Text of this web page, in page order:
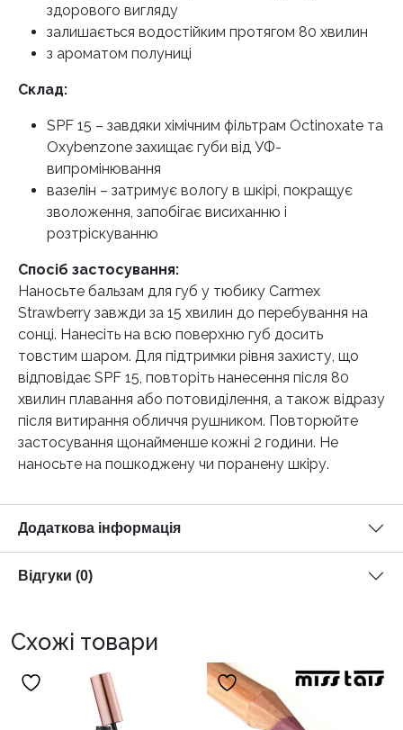
здорового вигляду
залишається водостійким протягом 80 хвилин
з ароматом полуниці
Склад:
SPF 15 – завдяки хімічним фільтрам Octinoxate та
Oxybenzone захищає губи від УФ-
випромінювання
вазелін – затримує вологу в шкірі, покращує
зволоження, запобігає висиханню і
розтріскуванню
Спосіб застосування:
Наносьте бальзам для губ у тюбику Carmex
Strawberry завжди за 15 хвилин до перебування на
сонці. Нанесіть на всю поверхню губ досить
товстим шаром. Для підтримки рівня захисту, що
відповідає SPF 15, повторіть нанесення після 80
хвилин плавання або потовиділення, а також відразу
після витирання обличчя рушником. Повторюйте
застосування щонайменше кожні 2 години. Не
наносьте на пошкоджену чи поранену шкіру.
Додаткова інформація
Відгуки (0)
Схожі товари